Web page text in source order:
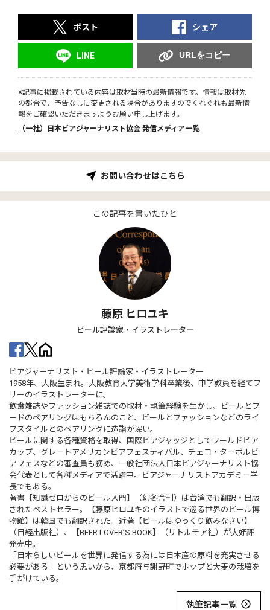
ポスト シェア
LINE URLをコピー
※記事に掲載されている内容は取材当時の最新情報です。情報は取材先
の都合で、予告なしに変更される場合がありますのでくれぐれも最新情
報をご確認いただきますようお願い申し上げます。
（一社）日本ビアジャーナリスト協会 発信メディア一覧
お問い合わせはこちら
この記事を書いたひと
藤原 ヒロユキ
ビール評論家・イラストレーター
ビアジャーナリスト・ビール評論家・イラストレーター
1958年、大阪生まれ。大阪教育大学美術学科卒業後、中学教員を経てフ
リーのイラストレーターに。
飲食雑誌やファッション雑誌での取材・執筆経験を生かし、ビールとフ
ードのペアリングはもちろんのこと、ビールとファッションなどのライ
フスタイルとのペアリングに造詣が深い。
ビールに関する各種資格を取得、国際ビアジャッジとしてワールドビア
カップ、グレートアメリカンビアフェスティバル、チェコ・ターボルビ
アフェスなどの審査員も務め、一般社団法人日本ビアジャーナリスト協
会代表として各種メディアで活躍中。ビアジャーナリストアカデミー学
長でもある。
著書【知識ゼロからのビール入門】（幻冬舎刊）は台湾でも翻訳・出版
されたベストセラー。【藤原ヒロユキのイラストで巡る世界のビール博
物館】は韓国でも翻訳された。近著【ビールはゆっくり飲みなさい】
（日経出版社）、【BEER LOVER’S BOOK】（リトルモア社）が大好評
発売中。
「日本らしいビールを世界に発信する為には日本産の原料を充実させる
必要がある」という思いから、京都府与謝野町でホップと大麦の栽培を
手がけている。
執筆記事一覧